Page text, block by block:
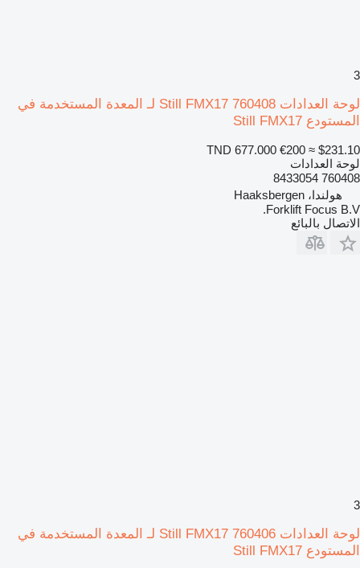
3
لوحة العدادات Still FMX17 760408 لـ المعدة المستخدمة في
المستودع Still FMX17
TND 677.000 €200 ≈ $231.10
لوحة العدادات
760408 8433054
هولندا، Haaksbergen
Forklift Focus B.V.
الاتصال بالبائع
3
لوحة العدادات Still FMX17 760406 لـ المعدة المستخدمة في
المستودع Still FMX17